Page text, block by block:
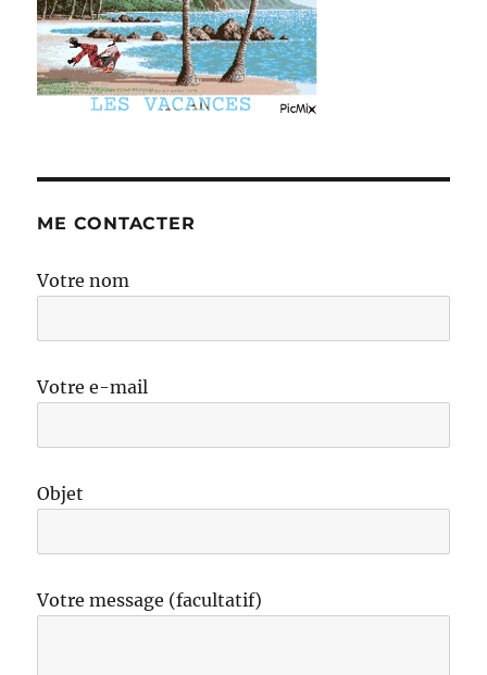
ME CONTACTER
Votre nom
Votre e-mail
Objet
Votre message (facultatif)